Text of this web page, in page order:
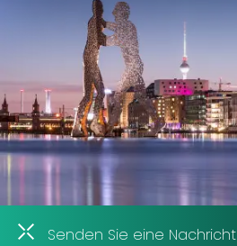
Senden Sie eine Nachricht